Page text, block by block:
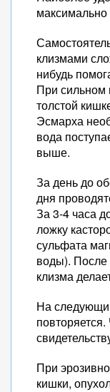
максимально
клизмами
нибудь
При сильном
толстой
Эсмарха
вода
выше.
За день до
дня
За 3-4 часа
ложку
сульфата
воды). После
клизма
На
При
кишки,